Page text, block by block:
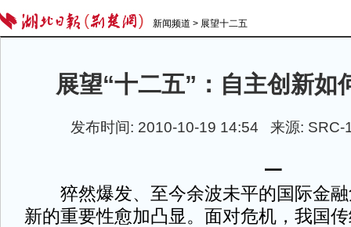
新闻频道 > 展望十二五
展望“十二五”：自主创新如
发布时间: 2010-10-19 14:54 来源:
一
猝然爆发、至今余波未平的国际金融
新的重要性愈加凸显。面对危机，我国